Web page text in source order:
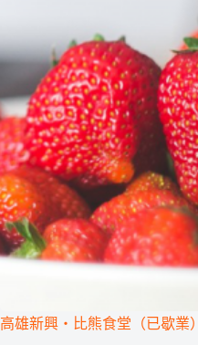
高雄新興‧比熊食堂（已歇業）